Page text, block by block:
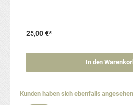
25,00 €*
In den
Produktgalerie überspringen
Kunden haben sich ebenfalls angesehen